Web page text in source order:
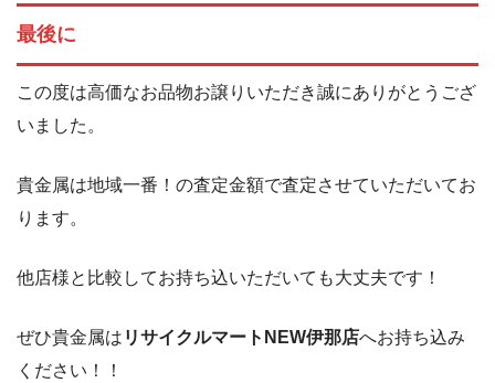
最後に
この度は高価なお品物お譲りいただき誠にありがとうござ
いました。
貴金属は地域一番！の査定金額で査定させていただいてお
ります。
他店様と比較してお持ち込いただいても大丈夫です！
ぜひ貴金属は リサイクルマートNEW伊那店へお持ち込み
ください！！